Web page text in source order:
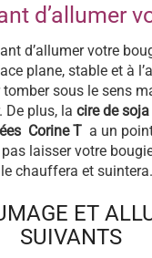
d’allumer
d’allumer votre
plane, stable et à
tomber sous le sens
De plus, la cire de soja
Corine T a un
laisser votre
chauffera et suintera.
ET
SUIVANTS